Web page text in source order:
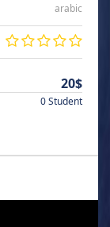
arabic
20$
0 Student